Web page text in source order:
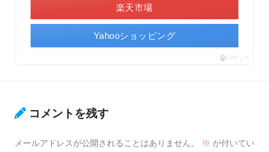
楽天市場
Yahooショッピング
ポチップ
コメントを残す
メールアドレスが公開されることはありません。 ※ が付いてい